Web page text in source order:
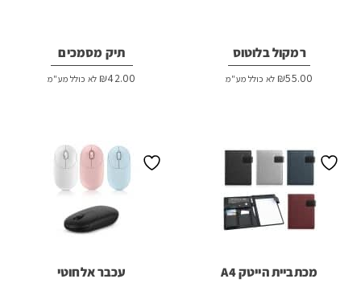
רמקול בלוטוס
₪55.00 לא כולל מע"מ
תיק מסמכים
₪42.00 לא כולל מע"מ
מכתביית הייטק A4 עכבר אלחוטי